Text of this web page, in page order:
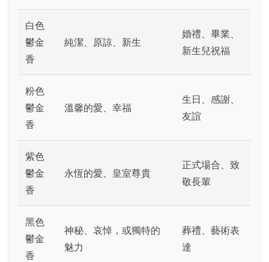
白色
鬱金
香
純潔、原諒、新生
婚禮、畢業、
新生兒祝福
粉色
鬱金
香
溫馨的愛、幸福
生日、感謝、
友誼
紫色
鬱金
香
永恆的愛、皇室尊貴
正式場合、致
敬長輩
黑色
鬱金
香
神秘、哀悼，或獨特的
魅力
葬禮、藝術表
達